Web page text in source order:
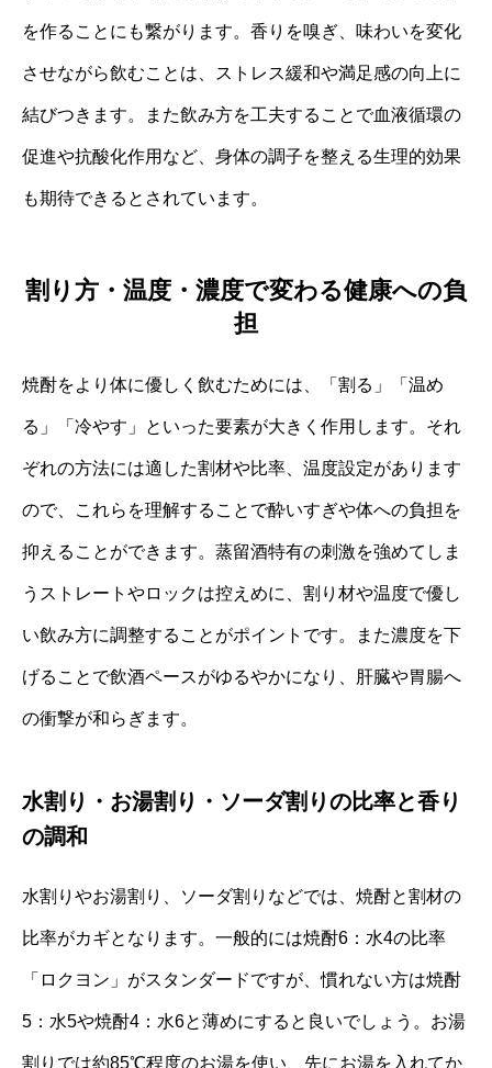
を作ることにも繋がります。香りを嗅ぎ、味わいを変化
させながら飲むことは、ストレス緩和や満足感の向上に
結びつきます。また飲み方を工夫することで血液循環の
促進や抗酸化作用など、身体の調子を整える生理的効果
も期待できるとされています。
割り方・温度・濃度で変わる健康への負
担
焼酎をより体に優しく飲むためには、「割る」「温め
る」「冷やす」といった要素が大きく作用します。それ
ぞれの方法には適した割材や比率、温度設定があります
ので、これらを理解することで酔いすぎや体への負担を
抑えることができます。蒸留酒特有の刺激を強めてしま
うストレートやロックは控えめに、割り材や温度で優し
い飲み方に調整することがポイントです。また濃度を下
げることで飲酒ペースがゆるやかになり、肝臓や胃腸へ
の衝撃が和らぎます。
水割り・お湯割り・ソーダ割りの比率と香り
の調和
水割りやお湯割り、ソーダ割りなどでは、焼酎と割材の
比率がカギとなります。一般的には焼酎6：水4の比率
「ロクヨン」がスタンダードですが、慣れない方は焼酎
5：水5や焼酎4：水6と薄めにすると良いでしょう。お湯
割りでは約85℃程度のお湯を使い、先にお湯を入れてか